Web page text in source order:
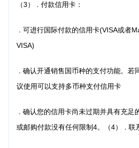
（3） ． 付款信用卡：
． 可进行国际付款的信用卡(VISA或者
VISA)
． 确认开通销售国币种的支付功能。若
议使用可以支持多币种支付信用卡
． 确认您的信用卡尚未过期并具有充足
或邮购付款没有任何限制4。（4）
． 联